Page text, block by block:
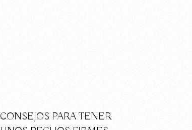
CONSEJOS PARA TENER